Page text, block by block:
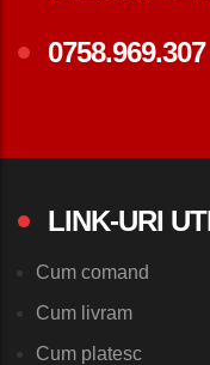
0758.969.307
LINK-URI
Cum comand
Cum livram
Cum platesc